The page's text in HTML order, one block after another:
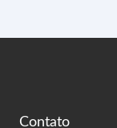
Contato